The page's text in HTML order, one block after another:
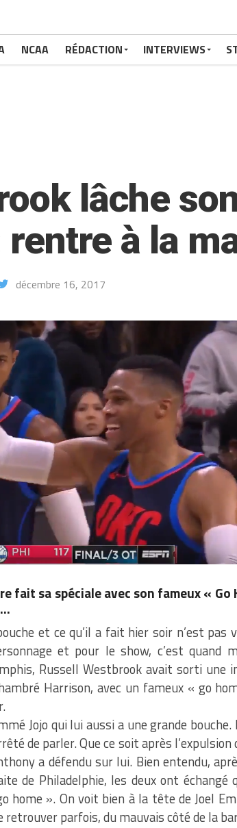
NCAA RÉDACTION INTERVIEWS
lâche
à la
décembre 16, 2017
fait sa spéciale avec son fameux « Go
et ce qu’il a fait hier soir n’est pas
et pour le show, c’est quand
Russell Westbrook avait sorti une
Harrison, avec un fameux « go
Jojo qui lui aussi a une grande bouche.
de parler. Que ce soit après l’expulsion
a défendu sur lui. Bien entendu,
de Philadelphie, les deux ont échangé
». On voit bien à la tête de Joel
parfois, du mauvais côté de la